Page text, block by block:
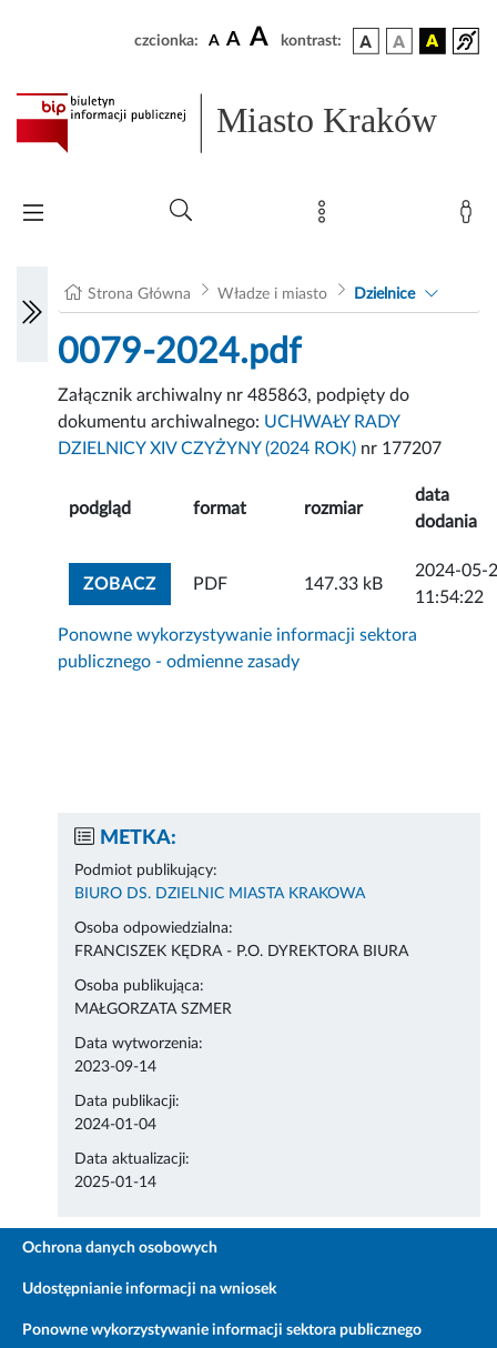
czcionka: A A A kontrast:
Miasto Kraków
Strona Główna Władze i miasto Dzielnice
0079-2024.pdf
Załącznik archiwalny nr 485863, podpięty do
dokumentu archiwalnego: UCHWAŁY RADY
DZIELNICY XIV CZYŻYNY (2024 ROK) nr 177207
podgląd format rozmiar
data
dodania
ZOBACZZOBACZ ZAŁĄCZNIK
PDF 147.33 kB
2024-05-
11:54:22
Ponowne wykorzystywanie informacji sektora
publicznego - odmienne zasady
METKA:
Podmiot publikujący:
BIURO DS. DZIELNIC MIASTA KRAKOWA
Osoba odpowiedzialna:
FRANCISZEK KĘDRA - P.O. DYREKTORA BIURA
Osoba publikująca:
MAŁGORZATA SZMER
Data wytworzenia:
2023-09-14
Data publikacji:
2024-01-04
Data aktualizacji:
2025-01-14
Ochrona danych osobowych
Udostępnianie informacji na wniosek
Ponowne wykorzystywanie informacji sektora publicznego